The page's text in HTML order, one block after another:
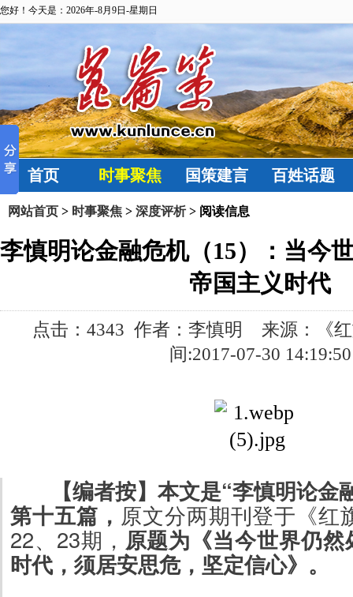
您好！今天是：2026年-8月9日-星期日
首页 时事聚焦 国策建言 百姓话题
网站首页 > 时事聚焦 > 深度评析> 阅读信息
李慎明论金融危机（15）：当今
帝国主义时代
点击： 4343 作者：李慎明 来源：《
间:2017-07-30 14:19:50
【编者按】本文是“李慎明论
第十五篇， 原文分两期刊登于《红
22、23期， 原题为《当今世界仍
时代，须居安思危，坚定信心》。